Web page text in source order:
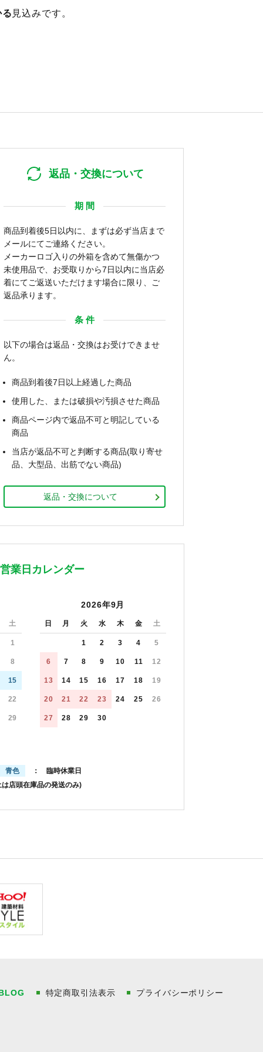
見込みです。
返品・交換について
期 間
商品到着後5日以内に、まずは必ず当店まで
メールにてご連絡ください。
メーカーロゴ入りの外箱を含めて無傷かつ
未使用品で、お受取りから7日以内に当店必
着にてご返送いただけます場合に限り、ご
返品承ります。
条 件
以下の場合は返品・交換はお受けできませ
ん。
商品到着後7日以上経過した商品
使用した、または破損や汚損させた商品
商品ページ内で返品不可と明記している
商品
当店が返品不可と判断する商品(取り寄せ
品、大型品、出筋でない商品)
返品・交換について
営業日カレンダー
土
1
8
15
22
29
2026年9月
日 月 火 水 木 金 土
1 2 3 4 5
6 7 8 9 10 11 12
13 14 15 16 17 18 19
20 21 22 23 24 25 26
27 28 29 30
青色
： 臨時休業日
は店頭在庫品の発送のみ)
特定商取引法表示 プライバシーポリシー